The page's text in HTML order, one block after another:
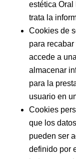
estética Oral
trata la
Cookies de
para
accede a
almacenar
para la
usuario en
Cookies
que los
pueden ser
definido por